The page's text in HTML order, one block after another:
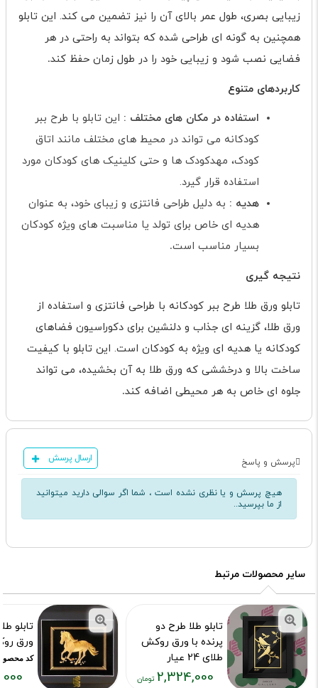
زیبایی بصری، طول عمر بالای آن را نیز تضمین می کند. این تابلو
همچنین به گونه ای طراحی شده که بتواند به راحتی در هر
فضایی نصب شود و زیبایی خود را در طول زمان حفظ کند.
کاربردهای متنوع
استفاده در مکان های مختلف : این تابلو با طرح ببر
کودکانه می تواند در محیط های مختلف مانند اتاق
کودک، مهدکودک ها و حتی کلینیک های کودکان مورد
استفاده قرار گیرد.
هدیه : به دلیل طراحی فانتزی و زیبای خود، به عنوان
هدیه ای خاص برای تولد یا مناسبت های ویژه کودکان
بسیار مناسب است.
نتیجه گیری
تابلو ورق طلا طرح ببر کودکانه با طراحی فانتزی و استفاده از
ورق طلا، گزینه ای جذاب و دلنشین برای دکوراسیون فضاهای
کودکانه یا هدیه ای ویژه به کودکان است. این تابلو با کیفیت
ساخت بالا و درخششی که ورق طلا به آن بخشیده، می تواند
جلوه ای خاص به هر محیطی اضافه کند.
پرسش و پاسخ ارسال پرسش
هیچ پرسش و یا نظری نشده است ، شما اگر سوالی دارید میتوانید
از ما بپرسید..
سایر محصولات مرتبط
تابلو طلا طرح دو
پرنده با ورق روکش
طلای 24 عیار
کد محصول :7385
2,324,000
تابلو
ورق
کد محصول